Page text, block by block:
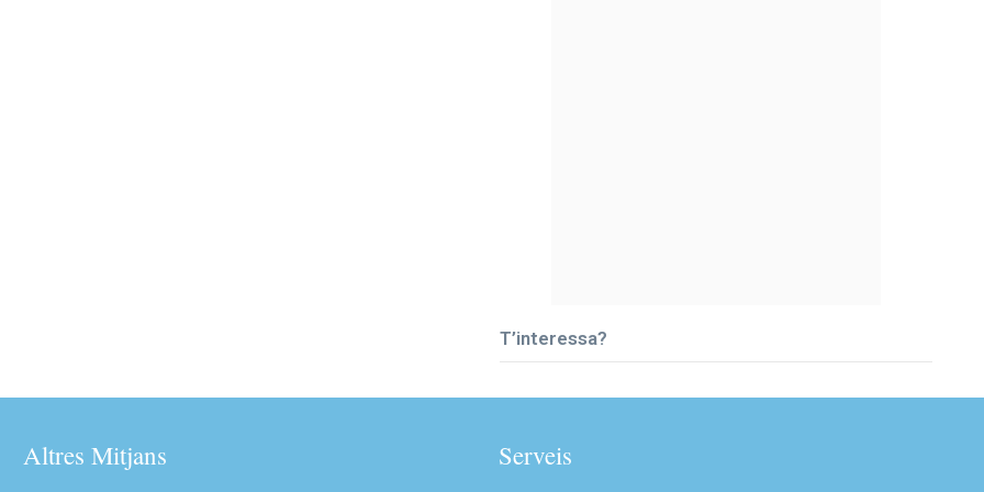
T’interessa?
Altres Mitjans Serveis